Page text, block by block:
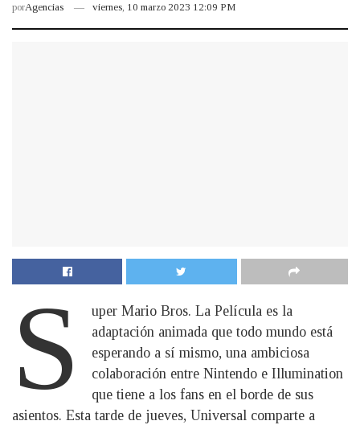
porAgencias viernes, 10 marzo 2023 12:09 PM
S
uper Mario Bros. La Película es la
adaptación animada que todo mundo está
esperando a sí mismo, una ambiciosa
colaboración entre Nintendo e Illumination
que tiene a los fans en el borde de sus
asientos. Esta tarde de jueves, Universal comparte a